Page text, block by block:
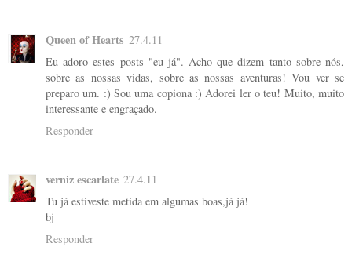
Queen of Hearts 27.4.11
Eu adoro estes posts "eu já". Acho que dizem tanto sobre nós,
sobre as nossas vidas, sobre as nossas aventuras! Vou ver se
preparo um. :) Sou uma copiona :) Adorei ler o teu! Muito, muito
interessante e engraçado.
Responder
verniz escarlate 27.4.11
Tu já estiveste metida em algumas boas,já já!
bj
Responder